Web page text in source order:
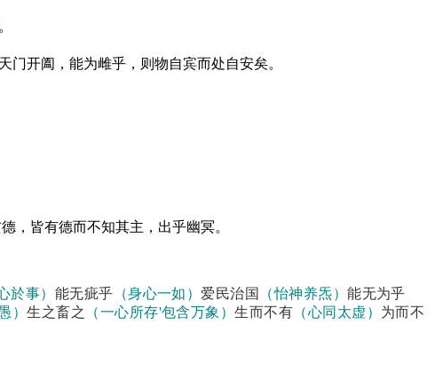
开阖，能为雌乎，则物自宾而处自安矣。
，皆有德而不知其主，出乎幽冥。
於事） 能无疵乎 （身心一如） 爱民治国 （怡神养炁）能无为乎
）生之畜之 （一心所存'包含万象）生而不有 （心同太虚） 为而不